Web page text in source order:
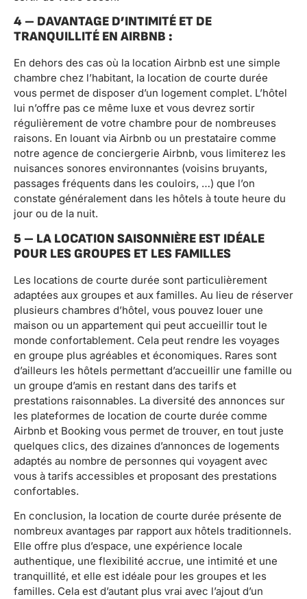
4 – DAVANTAGE D’INTIMITÉ ET DE
TRANQUILLITÉ EN AIRBNB :
En dehors des cas où la location Airbnb est une simple
chambre chez l’habitant, la location de courte durée
vous permet de disposer d’un logement complet. L’hôtel
lui n’offre pas ce même luxe et vous devrez sortir
régulièrement de votre chambre pour de nombreuses
raisons. En louant via Airbnb ou un prestataire comme
notre agence de conciergerie Airbnb, vous limiterez les
nuisances sonores environnantes (voisins bruyants,
passages fréquents dans les couloirs, …) que l’on
constate généralement dans les hôtels à toute heure du
jour ou de la nuit.
5 – LA LOCATION SAISONNIÈRE EST IDÉALE
POUR LES GROUPES ET LES FAMILLES
Les locations de courte durée sont particulièrement
adaptées aux groupes et aux familles. Au lieu de réserver
plusieurs chambres d’hôtel, vous pouvez louer une
maison ou un appartement qui peut accueillir tout le
monde confortablement. Cela peut rendre les voyages
en groupe plus agréables et économiques. Rares sont
d’ailleurs les hôtels permettant d’accueillir une famille ou
un groupe d’amis en restant dans des tarifs et
prestations raisonnables. La diversité des annonces sur
les plateformes de location de courte durée comme
Airbnb et Booking vous permet de trouver, en tout juste
quelques clics, des dizaines d’annonces de logements
adaptés au nombre de personnes qui voyagent avec
vous à tarifs accessibles et proposant des prestations
confortables.
En conclusion, la location de courte durée présente de
nombreux avantages par rapport aux hôtels traditionnels.
Elle offre plus d’espace, une expérience locale
authentique, une flexibilité accrue, une intimité et une
tranquillité, et elle est idéale pour les groupes et les
familles. Cela est d’autant plus vrai avec l’ajout d’un